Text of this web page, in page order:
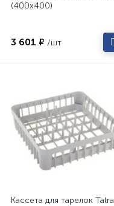
(400х400)
3 601 ₽ /шт
Кассета для тарелок Tatra